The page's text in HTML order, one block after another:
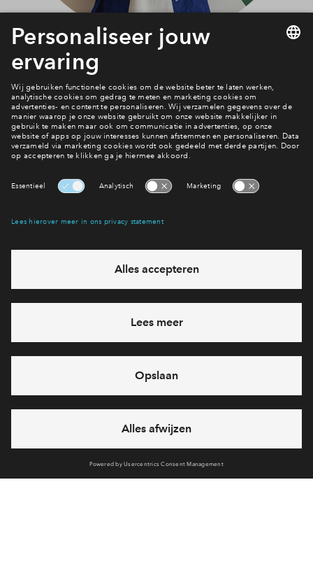
Meer nieuws lezen?
Bekijk alle nieuwsberichten
Interesse? Meld je dan snel aan
eventuele projecten
Ja, ik wil mij aanmelden
71 22 660
6 dagen per week beschikbaar (behalve tijdens
feestdagen)
vandaag van 10:00 - 13:00 uur
via chat en telefoon
Cookies